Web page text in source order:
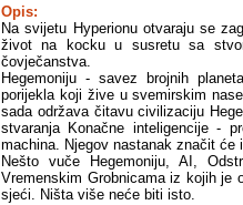
Opis:
Na svijetu Hyperionu otvaraju se
život na kocku u susretu sa
čovječanstva.
Hegemoniju - savez brojnih
porijekla koji žive u svemirskim
sada održava čitavu civilizaciju
stvaranja Konačne inteligencije -
machina. Njegov nastanak značit će
Nešto vuče Hegemoniju, AI,
Vremenskim Grobnicama iz kojih je
sjeći. Ništa više neće biti isto.